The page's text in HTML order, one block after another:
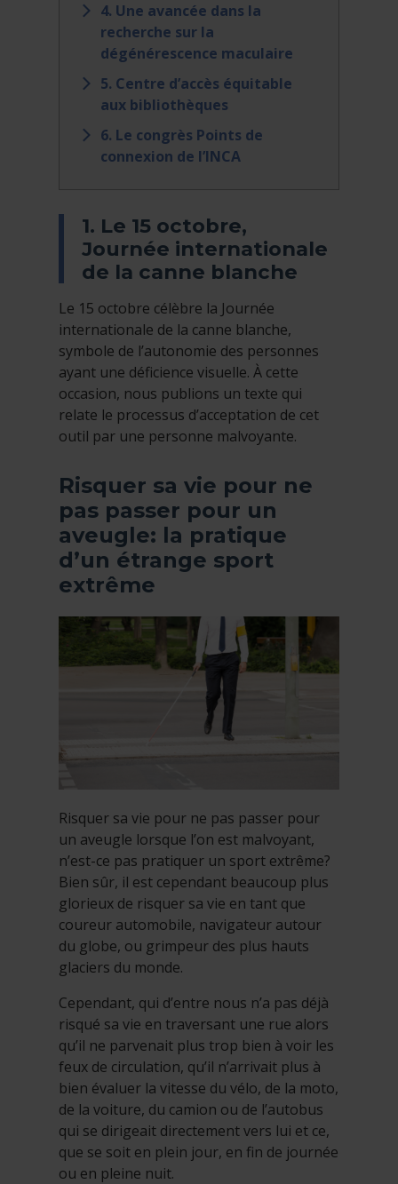
4. Une avancée dans la
recherche sur la
dégénérescence maculaire
5. Centre d’accès équitable
aux bibliothèques
6. Le congrès Points de
connexion de l’INCA
1. Le 15 octobre,
Journée internationale
de la canne blanche
Le 15 octobre célèbre la Journée
internationale de la canne blanche,
symbole de l’autonomie des personnes
ayant une déficience visuelle. À cette
occasion, nous publions un texte qui
relate le processus d’acceptation de cet
outil par une personne malvoyante.
Risquer sa vie pour ne
pas passer pour un
aveugle: la pratique
d’un étrange sport
extrême
Risquer sa vie pour ne pas passer pour
un aveugle lorsque l’on est malvoyant,
n’est-ce pas pratiquer un sport extrême?
Bien sûr, il est cependant beaucoup plus
glorieux de risquer sa vie en tant que
coureur automobile, navigateur autour
du globe, ou grimpeur des plus hauts
glaciers du monde.
Cependant, qui d’entre nous n’a pas déjà
risqué sa vie en traversant une rue alors
qu’il ne parvenait plus trop bien à voir les
feux de circulation, qu’il n’arrivait plus à
bien évaluer la vitesse du vélo, de la moto,
de la voiture, du camion ou de l’autobus
qui se dirigeait directement vers lui et ce,
que se soit en plein jour, en fin de journée
ou en pleine nuit.